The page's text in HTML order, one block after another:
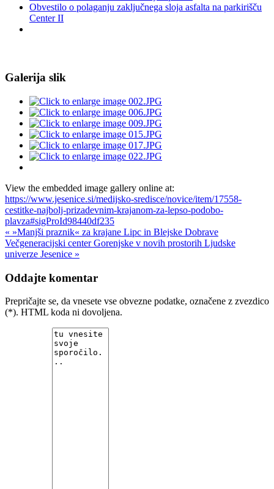
Obvestilo o polaganju zaključnega sloja asfalta na parkirišču
Center II
Galerija slik
View the embedded image gallery online at:
https://www.jesenice.si/medijsko-sredisce/novice/item/17558-
cestitke-najbolj-prizadevnim-krajanom-za-lepso-podobo-
plavza#sigProId98440df235
« »Manjši praznik« za krajane Lipc in Blejske Dobrave
Večgeneracijski center Gorenjske v novih prostorih Ljudske
univerze Jesenice »
Oddajte komentar
Prepričajte se, da vnesete vse obvezne podatke, označene z zvezdico
(*). HTML koda ni dovoljena.